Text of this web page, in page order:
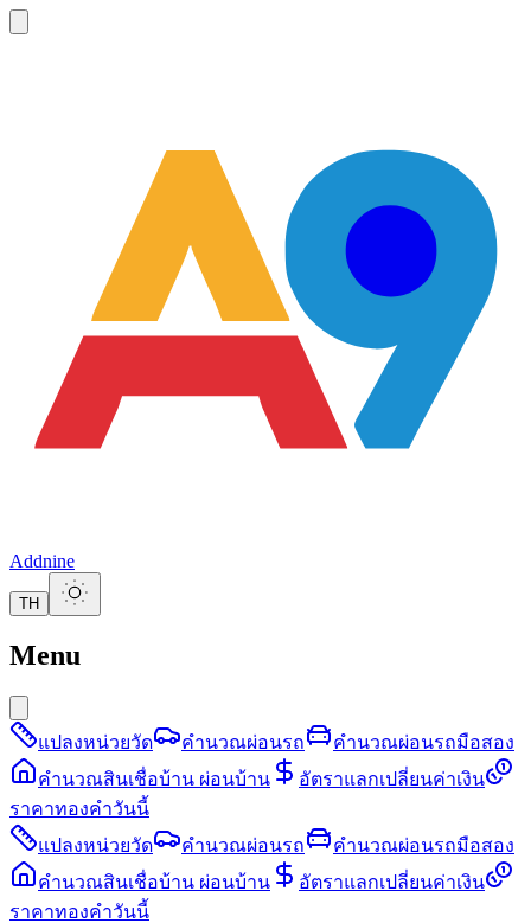
Addnine
TH
Menu
แปลงหน่วยวัด คำนวณผ่อนรถ
คำนวณผ่อนรถมือสอง
คำนวณสินเชื่อบ้าน ผ่อนบ้าน
อัตราแลกเปลี่ยนค่าเงิน
ราคาทองคำวันนี้
แปลงหน่วยวัด
คำนวณผ่อนรถ
คำนวณผ่อนรถมือสอง
คำนวณสินเชื่อบ้าน ผ่อนบ้าน
อัตราแลกเปลี่ยนค่าเงิน
ราคาทองคำวันนี้